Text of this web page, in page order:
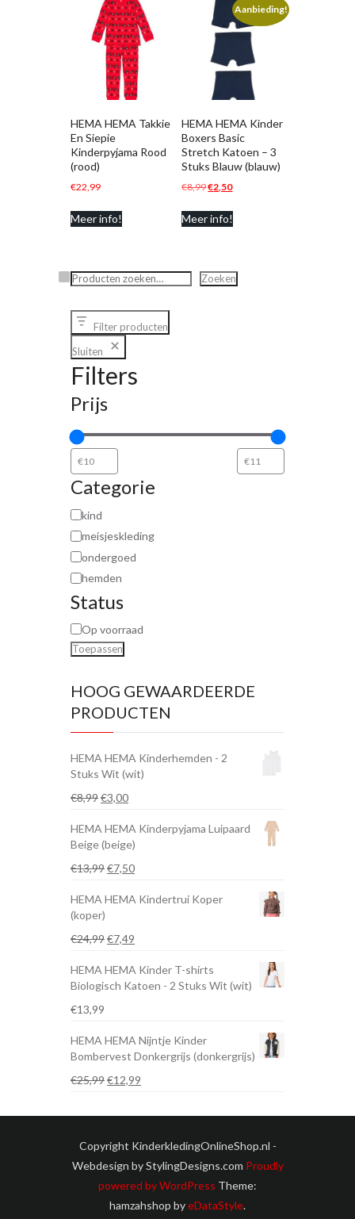
HEMA HEMA Takkie
En Siepie
Kinderpyjama Rood
(rood)
€22,99
Meer info!
Aanbieding!
HEMA HEMA Kinder
Boxers Basic
Stretch Katoen – 3
Stuks Blauw (blauw)
€8,99Oorspronkelijke
was:
€2,50Huidige
Meer info!
Zoeken Zoeken
Filter producten
Sluiten
Filters
Prijs
Categorie
kind
meisjeskleding
ondergoed
hemden
Status
Op voorraad
Toepassen
HOOG GEWAARDEERDE
PRODUCTEN
HEMA HEMA Kinderhemden - 2
Stuks Wit (wit)
€8,99Oorspronkelijke
was:
€8,99.
€3,00Huidige
is:
€3,00.
HEMA HEMA Kinderpyjama Luipaard
Beige (beige)
€13,99Oorspronkelijke
was:
€7,50Huidige
is:
HEMA HEMA Kindertrui Koper
(koper)
€24,99Oorspronkelijke
was:
€24,99.
€7,49
is:
€7,49.
HEMA HEMA Kinder T-shirts
Biologisch Katoen - 2 Stuks Wit (wit)
€13,99
HEMA HEMA Nijntje Kinder
Bombervest Donkergrijs (donkergrijs)
€25,99Oorspronkelijke
€12,99
Copyright KinderkledingOnlineShop.nl -
Webdesign by StylingDesigns.com Proudly
powered by WordPress
hamzahshop byeDataStyle.